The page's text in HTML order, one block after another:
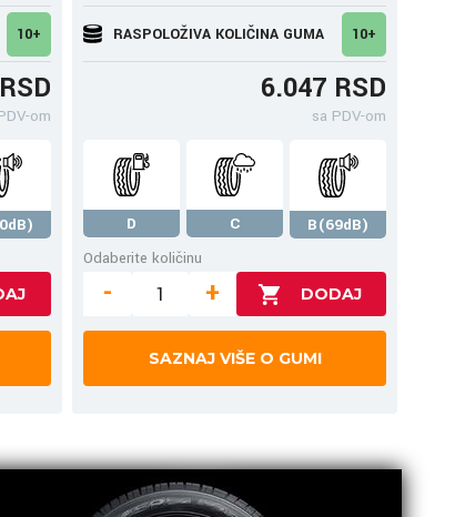
10+
om
RASPOLOŽIVA KOLIČINA GUMA 10+
6.047 RSD
sa PDV-om
D C
B(69dB)
Odaberite količinu
- +
SAZNAJ VIŠE O GUMI